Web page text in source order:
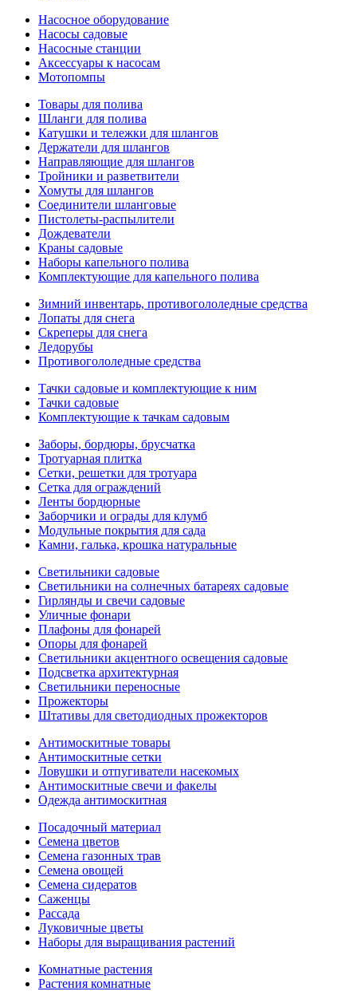
Насосное оборудование
Насосы садовые
Насосные станции
Аксессуары к насосам
Мотопомпы
Товары для полива
Шланги для полива
Катушки и тележки для шлангов
Держатели для шлангов
Направляющие для шлангов
Тройники и разветвители
Хомуты для шлангов
Соединители шланговые
Пистолеты-распылители
Дождеватели
Краны садовые
Наборы капельного полива
Комплектующие для капельного полива
Зимний инвентарь, противогололедные средства
Лопаты для снега
Скреперы для снега
Ледорубы
Противогололедные средства
Тачки садовые и комплектующие к ним
Тачки садовые
Комплектующие к тачкам садовым
Заборы, бордюры, брусчатка
Тротуарная плитка
Сетки, решетки для тротуара
Сетка для ограждений
Ленты бордюрные
Заборчики и ограды для клумб
Модульные покрытия для сада
Камни, галька, крошка натуральные
Светильники садовые
Светильники на солнечных батареях садовые
Гирлянды и свечи садовые
Уличные фонари
Плафоны для фонарей
Опоры для фонарей
Светильники акцентного освещения садовые
Подсветка архитектурная
Светильники переносные
Прожекторы
Штативы для светодиодных прожекторов
Антимоскитные товары
Антимоскитные сетки
Ловушки и отпугиватели насекомых
Антимоскитные свечи и факелы
Одежда антимоскитная
Посадочный материал
Семена цветов
Семена газонных трав
Семена овощей
Семена сидератов
Саженцы
Рассада
Луковичные цветы
Наборы для выращивания растений
Комнатные растения
Растения комнатные